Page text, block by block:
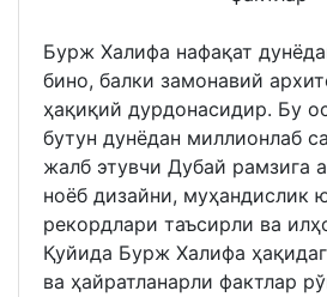
Бурж Халифа нафақат
бино, балки замонавий
ҳақиқий дурдонасидир. Бу
бутун дунёдан миллионлаб
жалб этувчи Дубай рамзига
ноёб дизайни, муҳандислик
рекордлари таъсирли ва
Қуйида Бурж Халифа
ва ҳайратланарли фактлар